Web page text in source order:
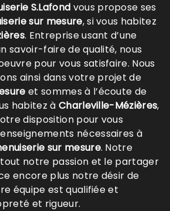
S.Lafond vous propose ses
sur mesure, si vous habitez
. Entreprise usant d’une
savoir-faire de qualité, nous
pour vous satisfaire. Nous
ainsi dans votre projet de
et sommes à l’écoute de
habitez à Charleville-Mézières,
disposition pour vous
nécessaires à
sur mesure. Notre
notre passion et le partager
encore plus notre désir de
équipe est qualifiée et
et rigueur.